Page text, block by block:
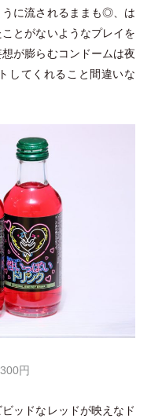
に流されるままも◎、は
とがないようなプレイを
が膨らむコンドームは夜
してくれること間違いな
円
ッドなレッドが映えなド